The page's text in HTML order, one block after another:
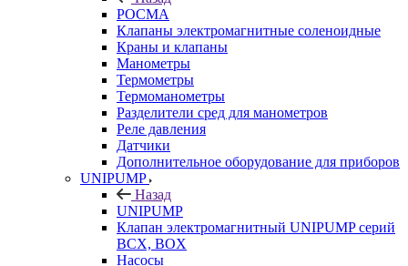
РОСМА
Клапаны электромагнитные соленоидные
Краны и клапаны
Манометры
Термометры
Термоманометры
Разделители сред для манометров
Реле давления
Датчики
Дополнительное оборудование для приборов
UNIPUMP
Назад
UNIPUMP
Клапан электромагнитный UNIPUMP серий
BCX, BOX
Насосы